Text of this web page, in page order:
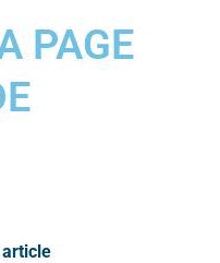
PAGE